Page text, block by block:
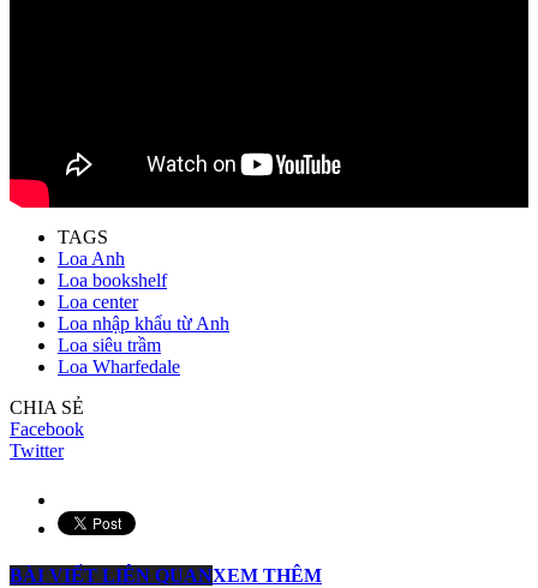
TAGS
Loa Anh
Loa bookshelf
Loa center
Loa nhập khẩu từ Anh
Loa siêu trầm
Loa Wharfedale
CHIA SẺ
Facebook
Twitter
BÀI VIẾT LIÊN QUANXEM THÊM